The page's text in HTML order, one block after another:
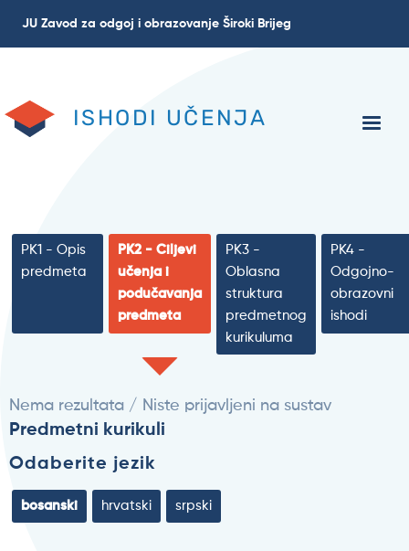
JU Zavod za odgoj i obrazovanje Široki Brijeg
ISHODI UČENJA
PK1 - Opis
predmeta
PK2 - Ciljevi
učenja i
podučavanja
predmeta
PK3 -
Oblasna
struktura
predmetnog
kurikuluma
PK4 -
Odgojno-
obrazovni
ishodi
Nema rezultata / Niste prijavljeni na sustav
Predmetni kurikuli
Odaberite jezik
bosanski hrvatski srpski